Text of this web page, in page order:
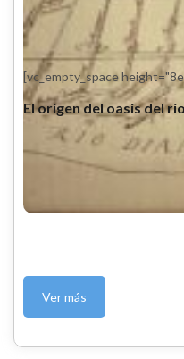
[vc_empty_space
El origen del oasis del
Ver más